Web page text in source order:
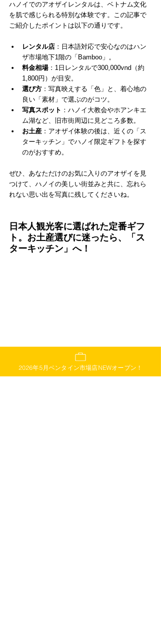
ハノイでのアオザイレンタルは、ベトナム文化
を肌で感じられる特別な体験です。この記事で
ご紹介したポイントは以下の通りです。
レンタル店 ：日本語対応で安心なのはハン
ザ市場地下1階の「Bamboo」。
料金相場：1日レンタルで300,000vnd（約
1,800円）が目安。
選び方 ：写真映えする「色」と、着心地の
良い「素材」で選ぶのがコツ。
写真スポット ：ハノイ大教会やホアンキエ
ム湖など、旧市街周辺に見どころ多数。
お土産 ：アオザイ体験の後は、近くの「ス
ターキッチン」でハノイ限定ギフトを探す
のがおすすめ。
ぜひ、あなただけのお気に入りのアオザイを見
つけて、ハノイの美しい街並みと共に、忘れら
れない思い出を写真に残してくださいね。
日本人観光客に選ばれた定番ギフ
ト。お土産選びに迷ったら、「ス
ターキッチン」へ！
ベトナム旅行のお土産、まだ迷っていません
か？「センスがいいね！」と言われるベトナム
土産や人気のお菓子なら、ホーチミン高島屋地
2026年5月ベンタイン市場店NEWオープン！